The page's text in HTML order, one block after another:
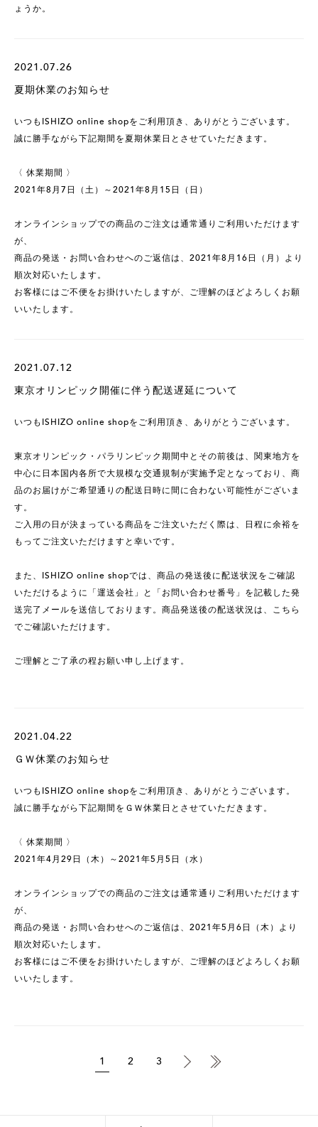
ょうか。
2021.07.26
夏期休業のお知らせ
いつもISHIZO online shopをご利用頂き、ありがとうございます。
誠に勝手ながら下記期間を夏期休業日とさせていただきます。
〈 休業期間 〉
2021年8月7日（土）～2021年8月15日（日）
オンラインショップでの商品のご注文は通常通りご利用いただけます
が、
商品の発送・お問い合わせへのご返信は、2021年8月16日（月）より
順次対応いたします。
お客様にはご不便をお掛けいたしますが、ご理解のほどよろしくお願
いいたします。
2021.07.12
東京オリンピック開催に伴う配送遅延について
いつもISHIZO online shopをご利用頂き、ありがとうございます。
東京オリンピック・パラリンピック期間中とその前後は、関東地方を
中心に日本国内各所で大規模な交通規制が実施予定となっており、商
品のお届けがご希望通りの配送日時に間に合わない可能性がございま
す。
ご入用の日が決まっている商品をご注文いただく際は、日程に余裕を
もってご注文いただけますと幸いです。
また、ISHIZO online shopでは、商品の発送後に配送状況をご確認
いただけるように「運送会社」と「お問い合わせ番号」を記載した発
送完了メールを送信しております。商品発送後の配送状況は、こちら
でご確認いただけます。
ご理解とご了承の程お願い申し上げます。
2021.04.22
ＧＷ休業のお知らせ
いつもISHIZO online shopをご利用頂き、ありがとうございます。
誠に勝手ながら下記期間をＧＷ休業日とさせていただきます。
〈 休業期間 〉
2021年4月29日（木）～2021年5月5日（水）
オンラインショップでの商品のご注文は通常通りご利用いただけます
が、
商品の発送・お問い合わせへのご返信は、2021年5月6日（木）より
順次対応いたします。
お客様にはご不便をお掛けいたしますが、ご理解のほどよろしくお願
いいたします。
1 2 3